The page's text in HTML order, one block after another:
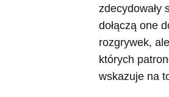
zdecydowały
dołączą one
rozgrywek,
których
wskazuje na